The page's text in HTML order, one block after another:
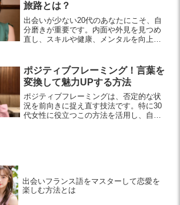
旅路とは？
出会いが少ない20代のあなたにこそ、自
分磨きが重要です。内面や外見を見つめ
直し、スキルや健康、メンタルを向上さ
広がります。
ポジティブフレーミング！言葉を
変換して魅力UPする方法
ポジティブフレーミングは、否定的な状
況を前向きに捉え直す技法です。特に30
代女性に役立つこの方法を活用し、自己
出会いフランス語をマスターして恋愛を
楽しむ方法とは